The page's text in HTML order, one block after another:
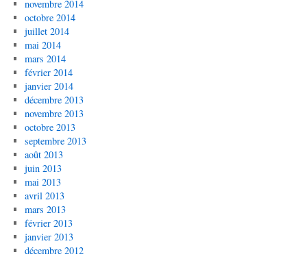
novembre 2014
octobre 2014
juillet 2014
mai 2014
mars 2014
février 2014
janvier 2014
décembre 2013
novembre 2013
octobre 2013
septembre 2013
août 2013
juin 2013
mai 2013
avril 2013
mars 2013
février 2013
janvier 2013
décembre 2012